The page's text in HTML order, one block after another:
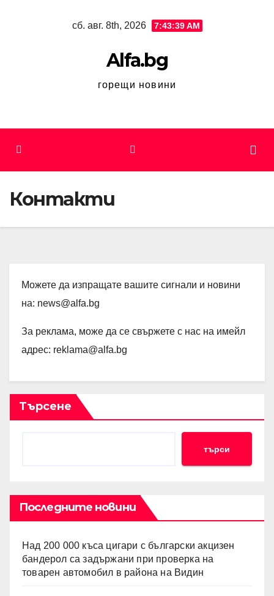
сб. авг. 8th, 2026 7:43:39 AM
Alfa.bg
горещи новини
Контакти
Мoжете да изпращате вашите сигнали и новини
на: news@alfa.bg
За реклама, може да се свържете с нас на имейл
адрес: reklama@alfa.bg
Търсене
търси
Последните новини
Над 200 000 къса цигари с български акцизен
бандерол са задържани при проверка на
товарен автомобил в района на Видин